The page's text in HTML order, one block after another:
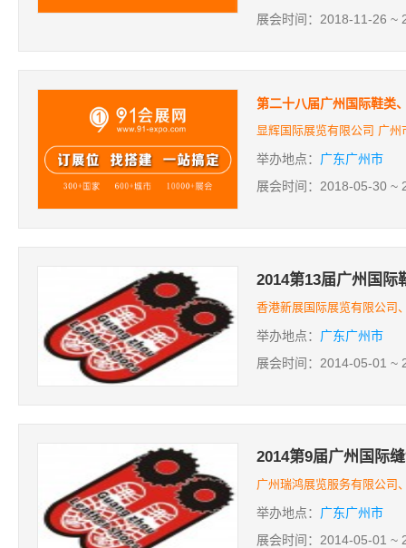
展会时间：2018-11-26 ~
第二十八届广州国际鞋类
显辉国际展览有限公司 广
举办地点： 广东广州市
展会时间：2018-05-30 ~
2014第13届广州国际
香港新展国际展览有限公司
举办地点： 广东广州市
展会时间：2014-05-01 ~
2014第9届广州国际
广州瑞鸿展览服务有限公司
举办地点： 广东广州市
展会时间：2014-05-01 ~